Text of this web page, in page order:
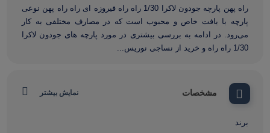
راه پهن پارچه جودون لاکرا 1/30 راه راه فیروزه ای راه راه پهن نوعی
پارچه با بافت خاص و محبوب است که در مصارف مختلفی به کار
می‌رود. در ادامه به بررسی بیشتری در مورد پارچه های جودون لاکرا
1/30 راه راه و خرید از نساجی نوریس...
مشخصات نمایش بیشتر
برند